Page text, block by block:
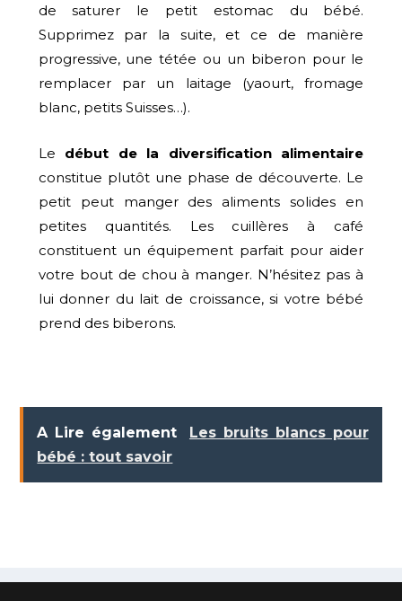
de saturer le petit estomac du bébé.
Supprimez par la suite, et ce de manière
progressive, une tétée ou un biberon pour le
remplacer par un laitage (yaourt, fromage
blanc, petits Suisses…).
Le début de la diversification alimentaire
constitue plutôt une phase de découverte. Le
petit peut manger des aliments solides en
petites quantités. Les cuillères à café
constituent un équipement parfait pour aider
votre bout de chou à manger. N’hésitez pas à
lui donner du lait de croissance, si votre bébé
prend des biberons.
A Lire également
Les bruits blancs pour
bébé : tout savoir